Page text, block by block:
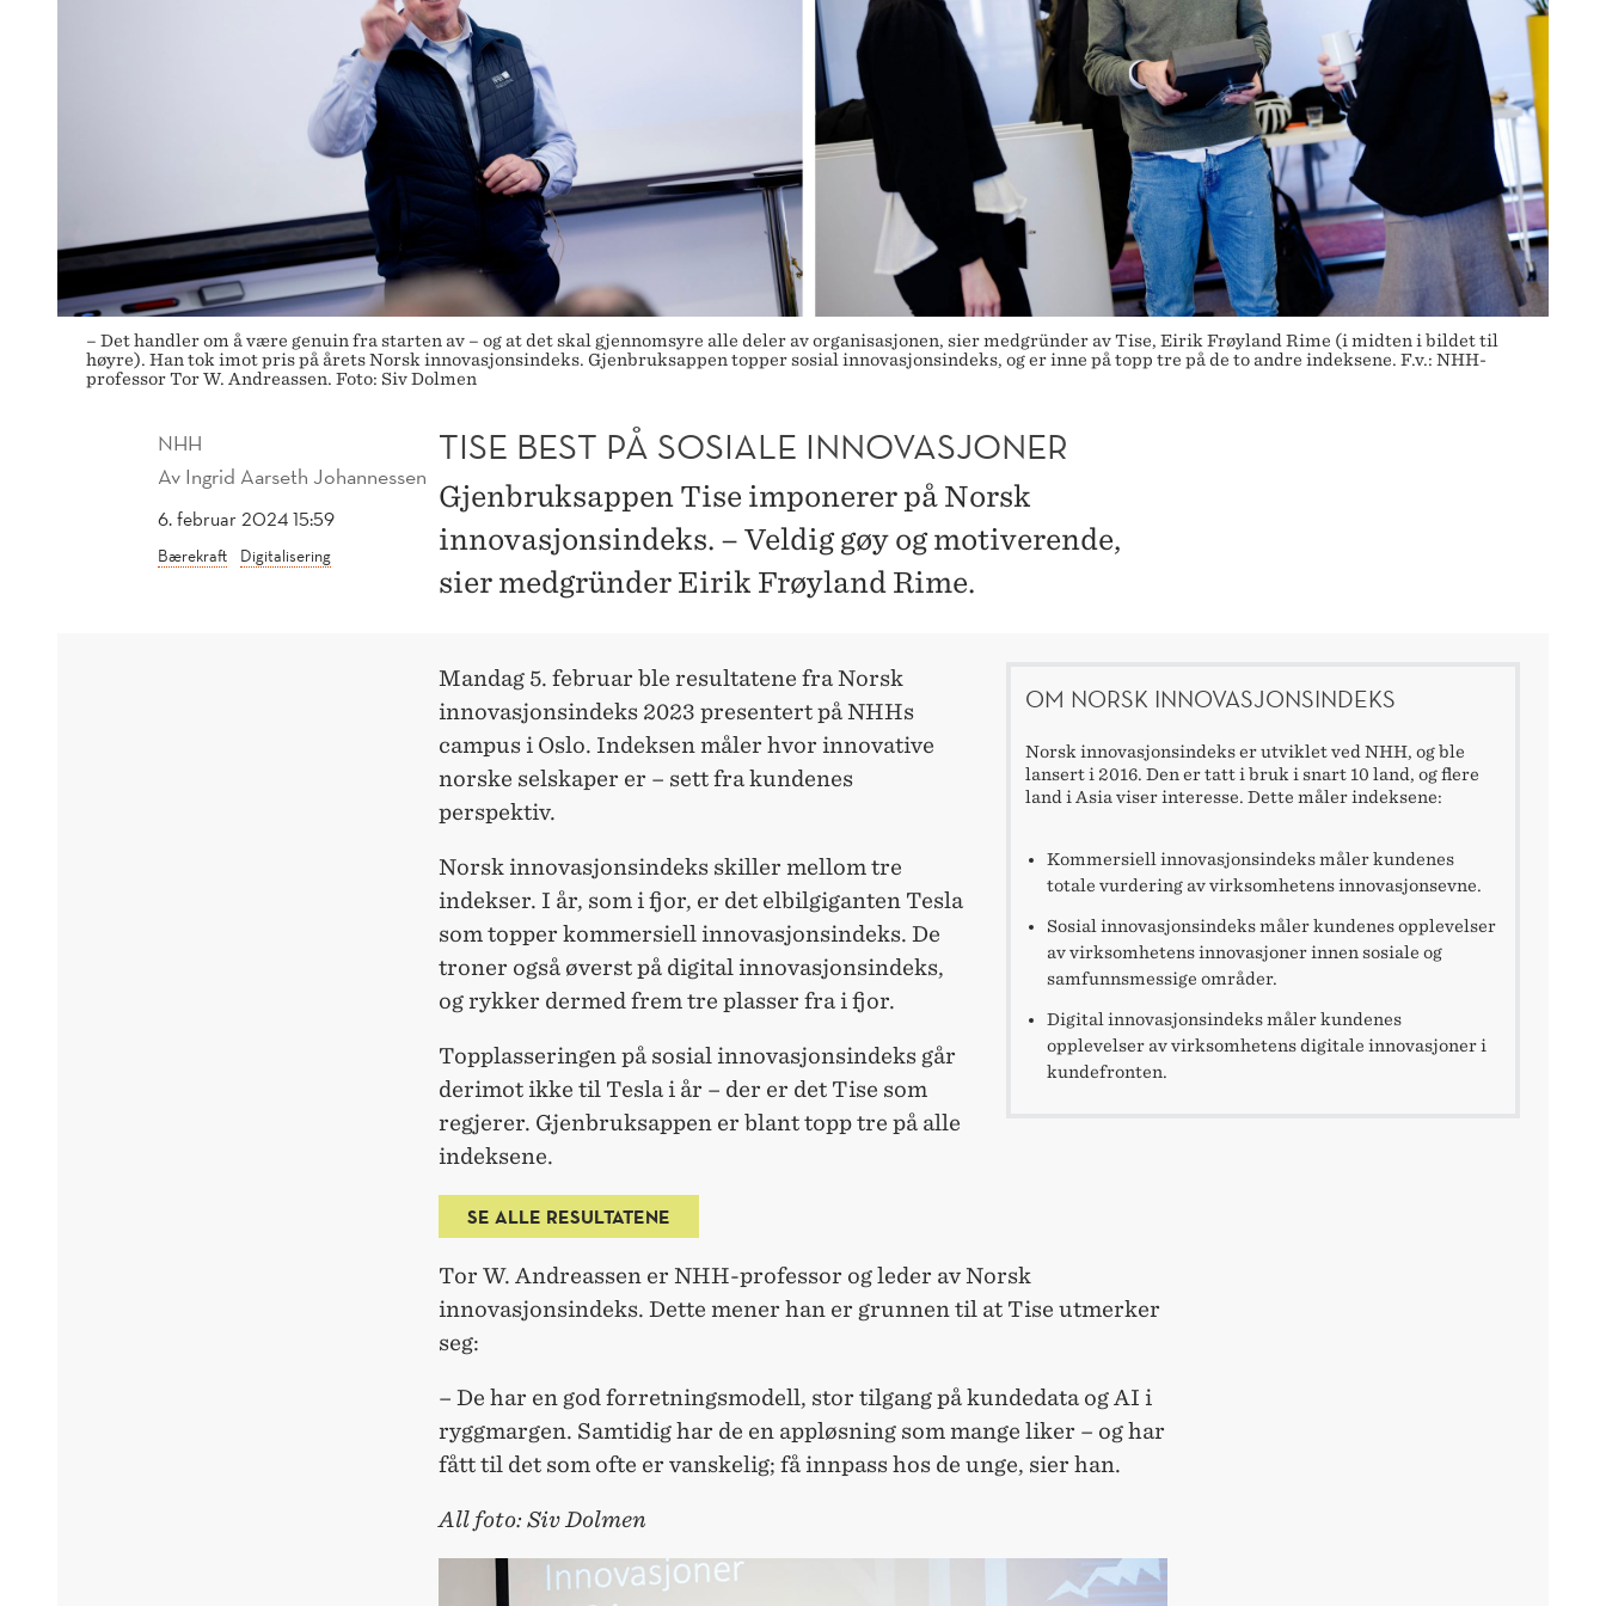
– Det handler om å være genuin fra starten av – og at det skal gjennomsyre alle deler av organisasjonen, sier medgründer av Tise, Eirik Frøyland Rime (i midten i bildet til
høyre). Han tok imot pris på årets Norsk innovasjonsindeks. Gjenbruksappen topper sosial innovasjonsindeks, og er inne på topp tre på de to andre indeksene. F.v.: NHH-
professor Tor W. Andreassen. Foto: Siv Dolmen
NHH
Av Ingrid Aarseth Johannessen
6. februar 2024 15:59
Bærekraft Digitalisering
TISE BEST PÅ SOSIALE INNOVASJONER
Gjenbruksappen Tise imponerer på Norsk
innovasjonsindeks. – Veldig gøy og motiverende,
sier medgründer Eirik Frøyland Rime.
OM NORSK INNOVASJONSINDEKS
Norsk innovasjonsindeks er utviklet ved NHH, og ble
lansert i 2016. Den er tatt i bruk i snart 10 land, og flere
land i Asia viser interesse. Dette måler indeksene:
Kommersiell innovasjonsindeks måler kundenes
totale vurdering av virksomhetens innovasjonsevne.
Sosial innovasjonsindeks måler kundenes opplevelser
av virksomhetens innovasjoner innen sosiale og
samfunnsmessige områder.
Digital innovasjonsindeks måler kundenes
opplevelser av virksomhetens digitale innovasjoner i
kundefronten.
Mandag 5. februar ble resultatene fra Norsk
innovasjonsindeks 2023 presentert på NHHs
campus i Oslo. Indeksen måler hvor innovative
norske selskaper er – sett fra kundenes
perspektiv.
Norsk innovasjonsindeks skiller mellom tre
indekser. I år, som i fjor, er det elbilgiganten Tesla
som topper kommersiell innovasjonsindeks. De
troner også øverst på digital innovasjonsindeks,
og rykker dermed frem tre plasser fra i fjor.
Topplasseringen på sosial innovasjonsindeks går
derimot ikke til Tesla i år – der er det Tise som
regjerer. Gjenbruksappen er blant topp tre på alle
indeksene.
SE ALLE RESULTATENE
Tor W. Andreassen er NHH-professor og leder av Norsk
innovasjonsindeks. Dette mener han er grunnen til at Tise utmerker
seg:
– De har en god forretningsmodell, stor tilgang på kundedata og AI i
ryggmargen. Samtidig har de en appløsning som mange liker – og har
fått til det som ofte er vanskelig; få innpass hos de unge, sier han.
All foto: Siv Dolmen